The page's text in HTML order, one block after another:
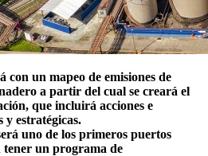
con un mapeo de emisiones de
a partir del cual se creará el
que incluirá acciones e
y estratégicas.
uno de los primeros puertos
tener un programa de